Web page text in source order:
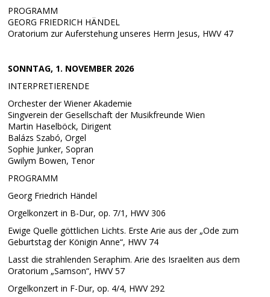
PROGRAMM
GEORG FRIEDRICH HÄNDEL
Oratorium zur Auferstehung unseres Herrn Jesus, HWV 47
SONNTAG, 1. NOVEMBER 2026
INTERPRETIERENDE
Orchester der Wiener Akademie
Singverein der Gesellschaft der Musikfreunde Wien
Martin Haselböck, Dirigent
Balázs Szabó, Orgel
Sophie Junker, Sopran
Gwilym Bowen, Tenor
PROGRAMM
Georg Friedrich Händel
Orgelkonzert in B-Dur, op. 7/1, HWV 306
Ewige Quelle göttlichen Lichts. Erste Arie aus der „Ode zum
Geburtstag der Königin Anne“, HWV 74
Lasst die strahlenden Seraphim. Arie des Israeliten aus dem
Oratorium „Samson“, HWV 57
Orgelkonzert in F-Dur, op. 4/4, HWV 292